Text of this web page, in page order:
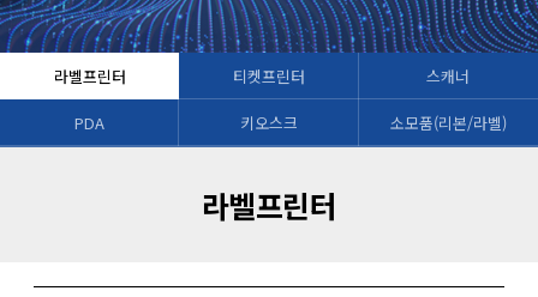
라벨프린터 티켓프린터 스캐너
PDA 키오스크 소모품(리본/라벨)
라벨프린터